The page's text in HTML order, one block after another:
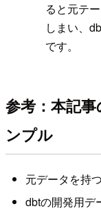
ると元テ
しまい、
です。
参考：本記
ンプル
元データを持
dbtの開発用デ